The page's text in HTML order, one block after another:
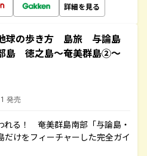
詳細を見る
球の歩き方 島旅 与論島
島 徳之島～奄美群島②～
発売
れる！ 奄美群島南部「与論島・
けをフィーチャーした完全ガイ